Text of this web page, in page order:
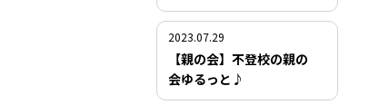
2023.07.29
【親の会】不登校の親の
会ゆるっと♪